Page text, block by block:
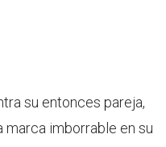
su entonces pareja,
marca imborrable en su